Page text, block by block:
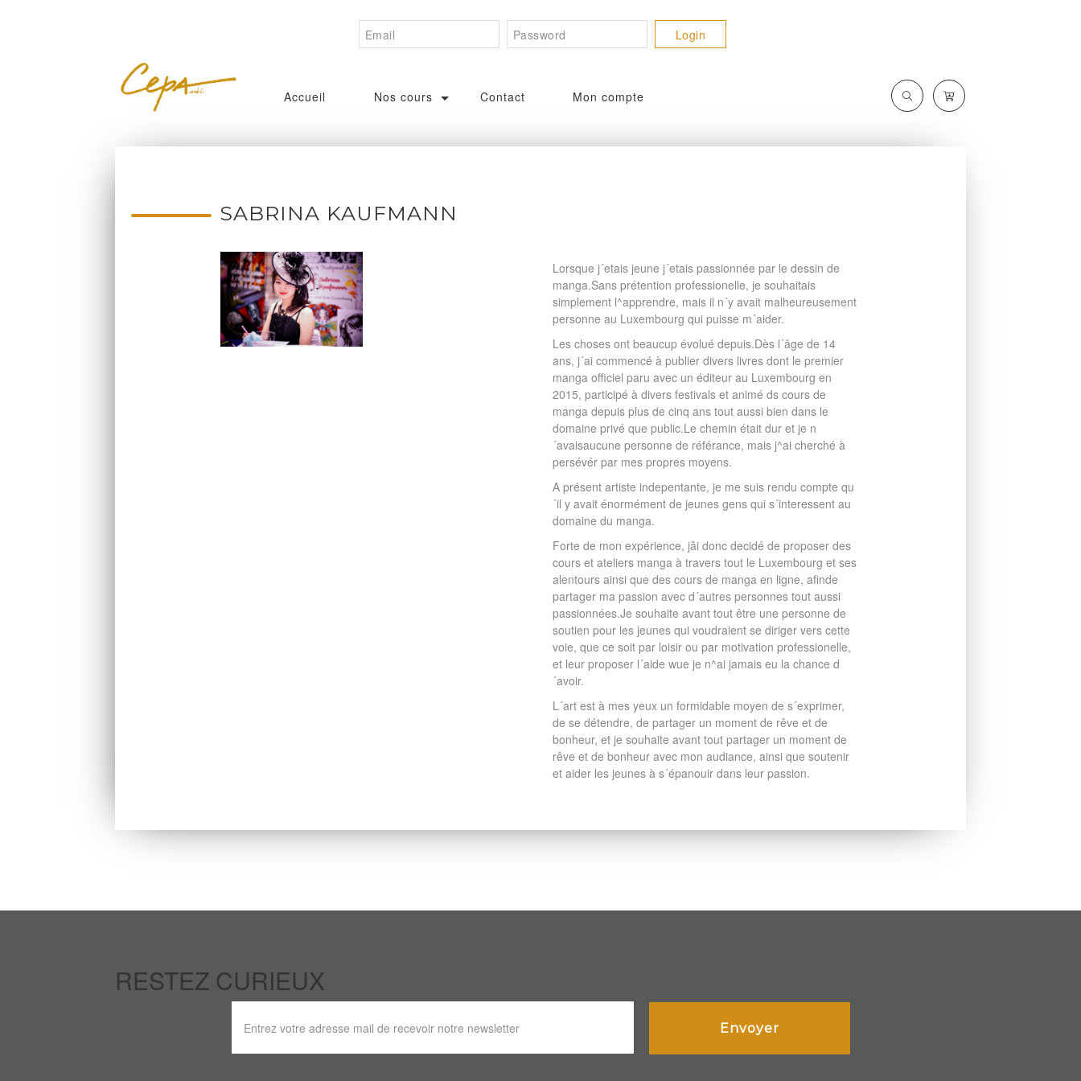
Accueil Nos cours Contact Mon compte
SABRINA KAUFMANN
Lorsque j´etais jeune j´etais passionnée par le dessin de
manga.Sans prétention professionelle, je souhaitais
simplement l^apprendre, mais il n´y avait malheureusement
personne au Luxembourg qui puisse m´aider.
Les choses ont beaucup évolué depuis.Dès l´âge de 14
ans, j´ai commencé à publier divers livres dont le premier
manga officiel paru avec un éditeur au Luxembourg en
2015, participé à divers festivals et animé ds cours de
manga depuis plus de cinq ans tout aussi bien dans le
domaine privé que public.Le chemin était dur et je n
´avaisaucune personne de référance, mais j^ai cherché à
persévér par mes propres moyens.
A présent artiste indepentante, je me suis rendu compte qu
´il y avait énormément de jeunes gens qui s´interessent au
domaine du manga.
Forte de mon expérience, jâi donc decidé de proposer des
cours et ateliers manga à travers tout le Luxembourg et ses
alentours ainsi que des cours de manga en ligne, afinde
partager ma passion avec d´autres personnes tout aussi
passionnées.Je souhaite avant tout être une personne de
soutien pour les jeunes qui voudraient se diriger vers cette
voie, que ce soit par loisir ou par motivation professionelle,
et leur proposer l´aide wue je n^ai jamais eu la chance d
´avoir.
L´art est à mes yeux un formidable moyen de s´exprimer,
de se détendre, de partager un moment de rêve et de
bonheur, et je souhaite avant tout partager un moment de
rêve et de bonheur avec mon audiance, ainsi que soutenir
et aider les jeunes à s´épanouir dans leur passion.
RESTEZ CURIEUX